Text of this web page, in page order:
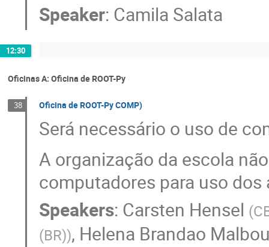
Speaker: Camila Salata
12:30
Oficinas A: Oficina de ROOT-Py
38 Oficina de ROOT-Py COMP)
Será necessário o uso de
A organização da escola
computadores para uso dos
Speakers: Carsten Hensel (
(BR)), Helena Brandao